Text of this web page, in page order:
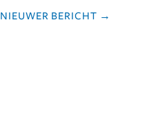
NIEUWER BERICHT →